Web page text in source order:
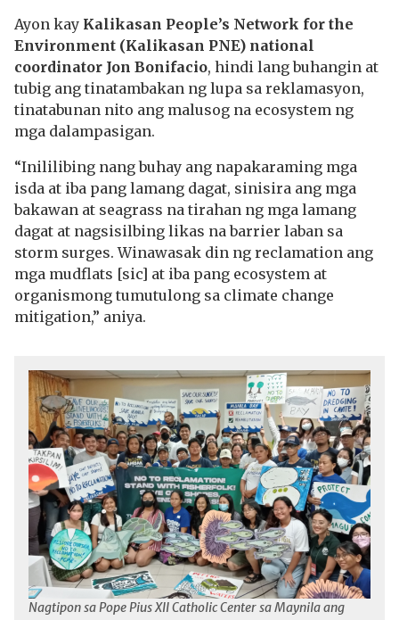
Ayon kay Kalikasan People’s Network for the
Environment (Kalikasan PNE) national
coordinator Jon Bonifacio, hindi lang buhangin at
tubig ang tinatambakan ng lupa sa reklamasyon,
tinatabunan nito ang malusog na ecosystem ng
mga dalampasigan.
“Inililibing nang buhay ang napakaraming mga
isda at iba pang lamang dagat, sinisira ang mga
bakawan at seagrass na tirahan ng mga lamang
dagat at nagsisilbing likas na barrier laban sa
storm surges. Winawasak din ng reclamation ang
mga mudflats [sic] at iba pang ecosystem at
organismong tumutulong sa climate change
mitigation,” aniya.
Nagtipon sa Pope Pius XII Catholic Center sa Maynila ang